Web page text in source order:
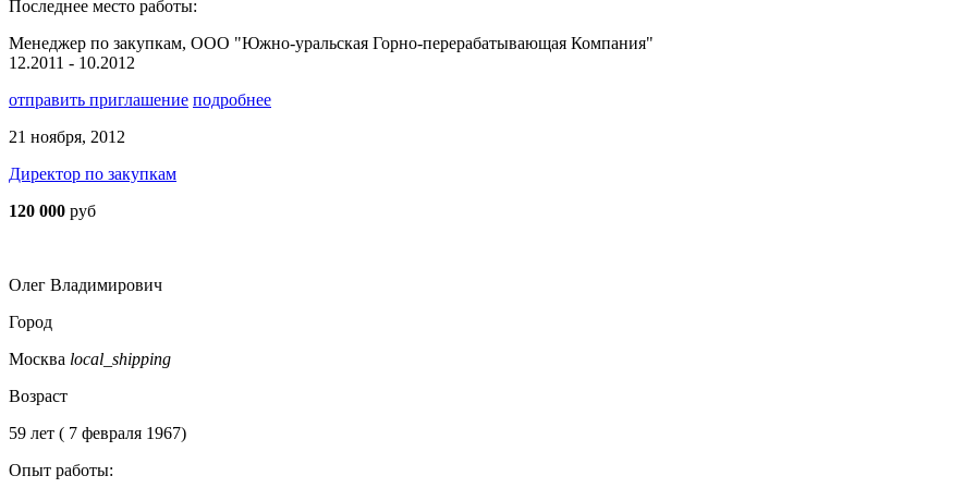
Последнее место работы:
Менеджер по закупкам, ООО "Южно-уральская Горно-перерабатывающая Компания"
12.2011 - 10.2012
отправить приглашение подробнее
21 ноября, 2012
Директор по закупкам
120 000 руб
Олег Владимирович
Город
Москва local_shipping
Возраст
59 лет ( 7 февраля 1967)
Опыт работы: